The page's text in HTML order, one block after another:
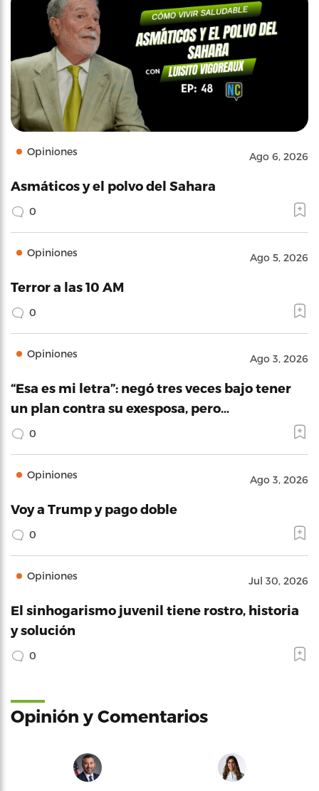
Opiniones Ago 6, 2026
Asmáticos y el polvo del Sahara
0
Opiniones Ago 5, 2026
Terror a las 10 AM
0
Opiniones Ago 3, 2026
“Esa es mi letra”: negó tres veces bajo tener
un plan contra su exesposa, pero…
0
Opiniones Ago 3, 2026
Voy a Trump y pago doble
0
Opiniones Jul 30, 2026
El sinhogarismo juvenil tiene rostro, historia
y solución
0
Opinión y Comentarios